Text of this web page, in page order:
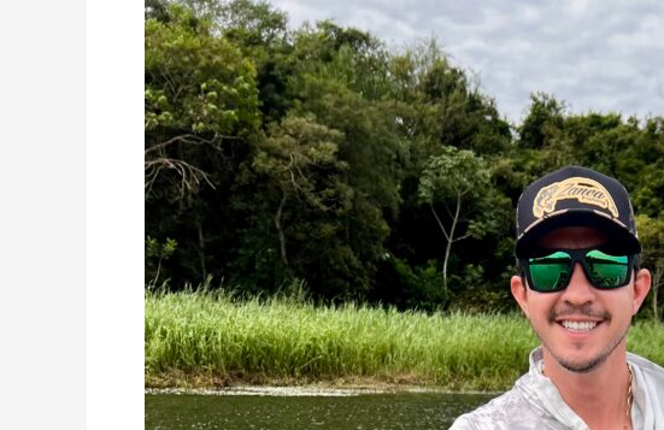
Absoluto
Masculino
Traíra
Mbiguá